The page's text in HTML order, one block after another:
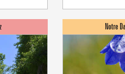
5/5
Crest Voland
1/1 Skilifte
1/1
1/1